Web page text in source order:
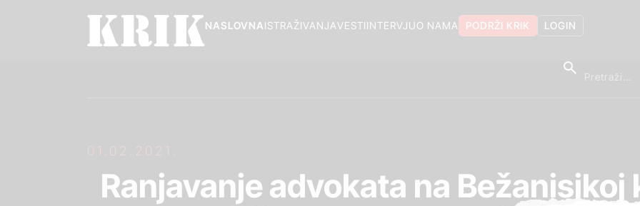
LOGIN
PODRŽI KRIK
O NAMA
INTERVJU
VESTI
ISTRAŽIVANJA
NASLOVNA
01.02.2021.
Ranjavanje advokata na